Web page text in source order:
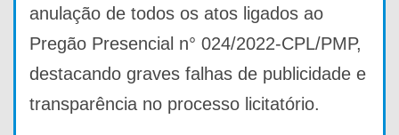
anulação de todos os atos ligados ao
Pregão Presencial n° 024/2022-CPL/PMP,
destacando graves falhas de publicidade e
transparência no processo licitatório.